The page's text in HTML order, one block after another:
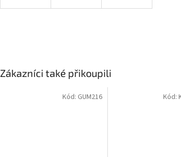
Zákazníci také přikoupili
Kód: GUM216 Kód: